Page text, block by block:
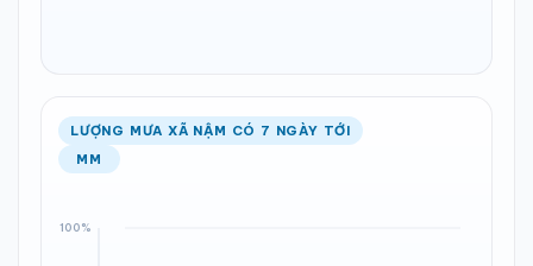
LƯỢNG MƯA XÃ NẬM CÓ 7 NGÀY TỚI
MM